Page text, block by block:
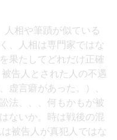
人相や筆蹟が似ている
、人相は専門家ではな
果たしてどれだけ正確
告人とされた人の不遇
虚言癖があった。）、
法、、、何もかもが被
ないか。時は戦後の混
被告人が真犯人ではな